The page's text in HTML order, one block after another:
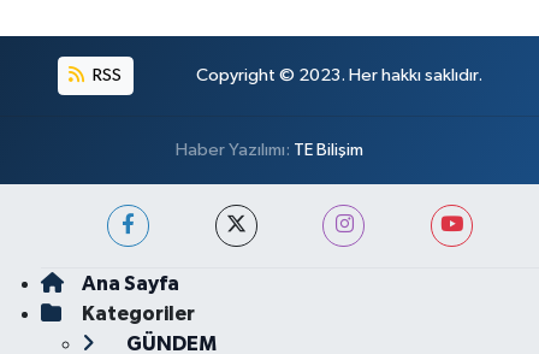
RSS Copyright © 2023. Her hakkı saklıdır.
Haber Yazılımı: TE Bilişim
Ana Sayfa
Kategoriler
GÜNDEM